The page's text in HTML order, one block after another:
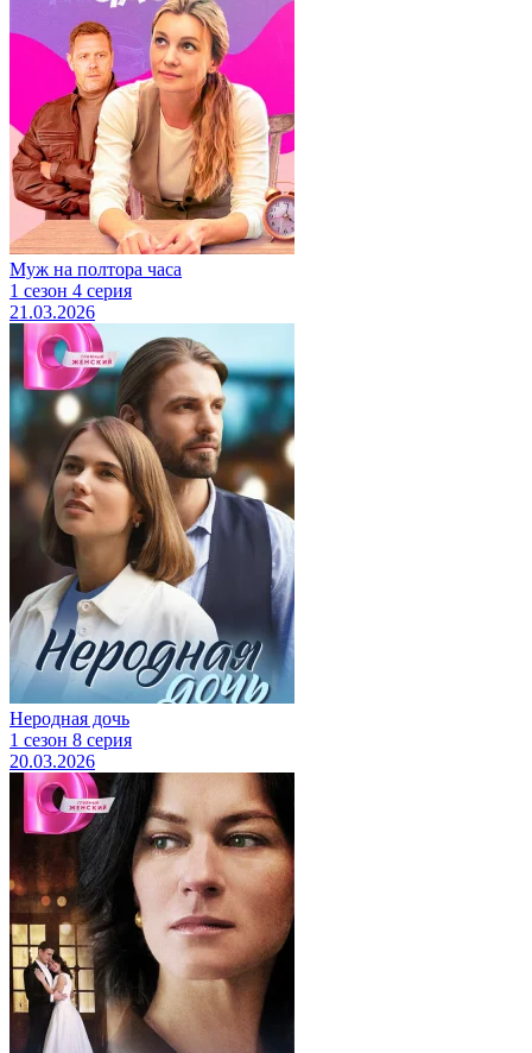
Муж на полтора часа
1 сезон 4 серия
21.03.2026
Неродная дочь
1 сезон 8 серия
20.03.2026